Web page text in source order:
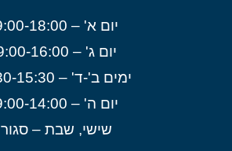
יום א' – 9:00-18:00
יום ג' – 9:00-16:00
ימים ב'-ד' – 8:30-15:30
יום ה' – 9:00-14:00
שישי, שבת – סגור